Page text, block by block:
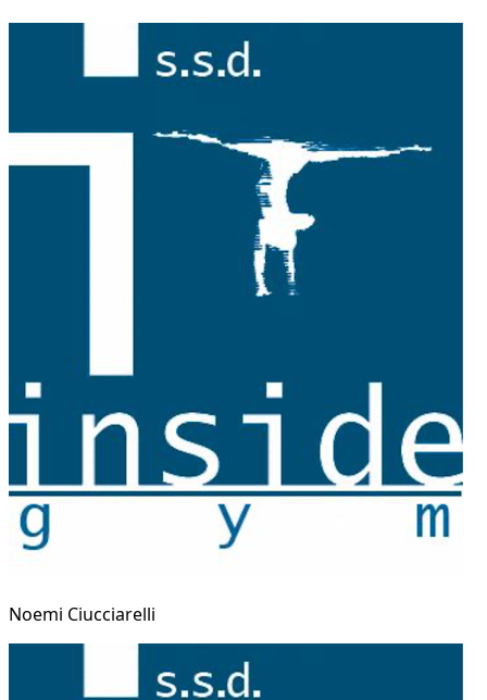
Noemi Ciucciarelli